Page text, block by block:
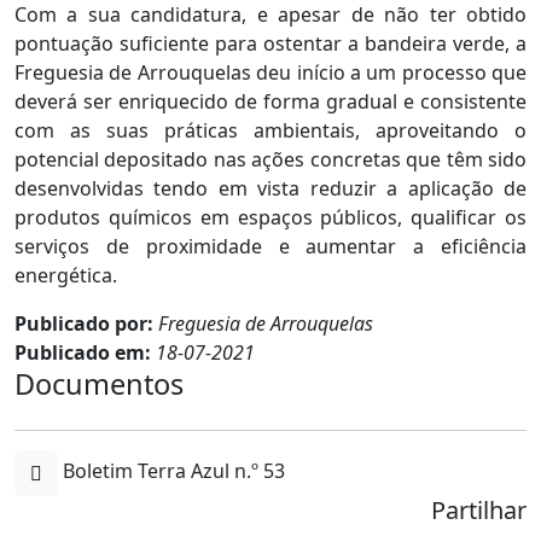
Com a sua candidatura, e apesar de não ter obtido
pontuação suficiente para ostentar a bandeira verde, a
Freguesia de Arrouquelas deu início a um processo que
deverá ser enriquecido de forma gradual e consistente
com as suas práticas ambientais, aproveitando o
potencial depositado nas ações concretas que têm sido
desenvolvidas tendo em vista reduzir a aplicação de
produtos químicos em espaços públicos, qualificar os
serviços de proximidade e aumentar a eficiência
energética.
Publicado por: Freguesia de Arrouquelas
Publicado em: 18-07-2021
Documentos
Boletim Terra Azul n.º 53
Partilhar